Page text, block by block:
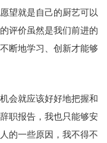
望就是自己的厨艺可以
评价虽然是我们前进的
断地学习、创新才能够
会就应该好好地把握和
职报告，我也只能够安
的一些原因，我不得不